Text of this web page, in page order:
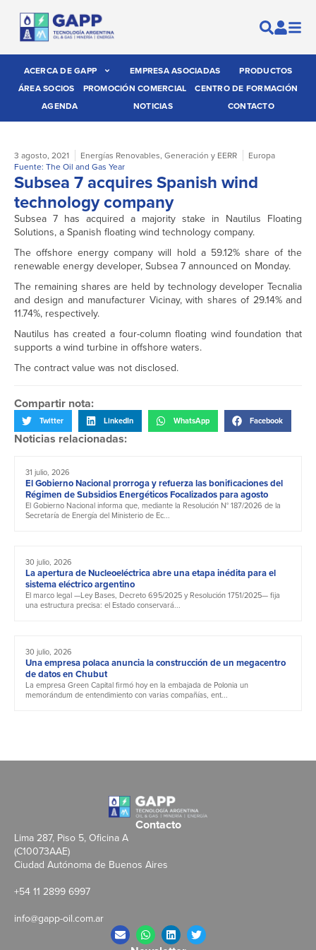
ACERCA DE GAPP EMPRESA ASOCIADAS
PRODUCTOS
ÁREA SOCIOS
PROMOCIÓN COMERCIAL
CENTRO DE FORMACIÓN
AGENDA
NOTICIAS CONTACTO
3 agosto, 2021 Energías Renovables, Generación y EERR
Europa
Fuente: The Oil and Gas Year
Subsea 7 acquires Spanish wind
technology company
Subsea 7 has acquired a majority stake in Nautilus Floating
Solutions, a Spanish floating wind technology company.
The offshore energy company will hold a 59.12% share of the
renewable energy developer, Subsea 7 announced on Monday.
The remaining shares are held by technology developer Tecnalia
and design and manufacturer Vicinay, with shares of 29.14% and
11.74%, respectively.
Nautilus has created a four-column floating wind foundation that
supports a wind turbine in offshore waters.
The contract value was not disclosed.
Compartir nota:
Twitter LinkedIn WhatsApp Facebook
Noticias relacionadas:
31 julio, 2026
El Gobierno Nacional prorroga y refuerza las bonificaciones del
Régimen de Subsidios Energéticos Focalizados para agosto
El Gobierno Nacional informa que, mediante la Resolución N° 187/2026 de la
Secretaría de Energía del Ministerio de Ec...
30 julio, 2026
La apertura de Nucleoeléctrica abre una etapa inédita para el
sistema eléctrico argentino
El marco legal —Ley Bases, Decreto 695/2025 y Resolución 1751/2025— fija
una estructura precisa: el Estado conservará...
30 julio, 2026
Una empresa polaca anuncia la construcción de un megacentro
de datos en Chubut
La empresa Green Capital firmó hoy en la embajada de Polonia un
memorándum de entendimiento con varias compañías, ent...
Contacto
Lima 287, Piso 5, Oficina A
(C10073AAE)
Ciudad Autónoma de Buenos Aires
+54 11 2899 6997
info@gapp-oil.com.ar